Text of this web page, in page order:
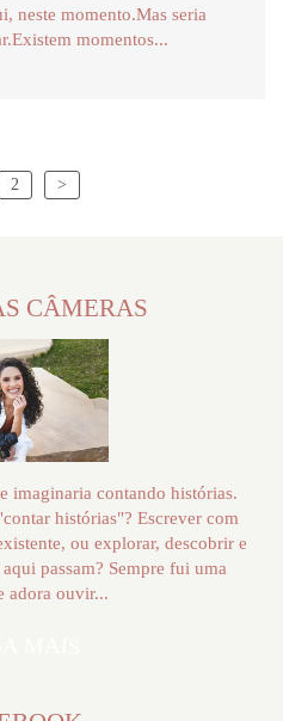
neste momento.Mas seria
momentos...
2 >
CÂMERAS
imaginaria contando histórias.
histórias"? Escrever com
ou explorar, descobrir e
passam? Sempre fui uma
adora ouvir...